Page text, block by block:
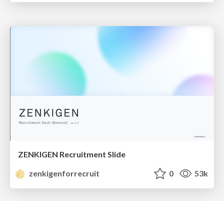
ZENKIGEN Recruitment Slide
zenkigenforrecruit
0 53k